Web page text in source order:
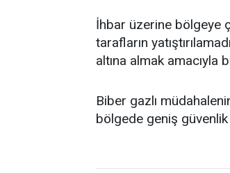
İhbar üzerine bölgeye
tarafların
altına almak amacıyla
Biber gazlı
bölgede geniş güvenlik